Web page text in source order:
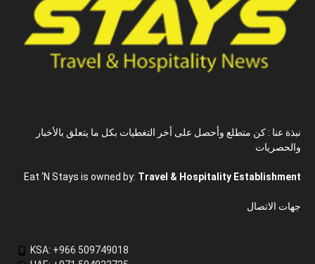
نبذة عنا : كن متطلع وأحصل على أخر التغطيات بكل ما يتعلق بالأخبار
والحصريات
Eat ‘N Stays is owned by: Travel & Hospitality Establishment
جهات الاتصال
KSA: +966 509749018